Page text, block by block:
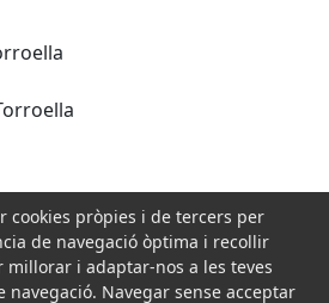
cookies pròpies i de tercers per
de navegació òptima i recollir
i adaptar-nos a les teves
Navegar sense acceptar